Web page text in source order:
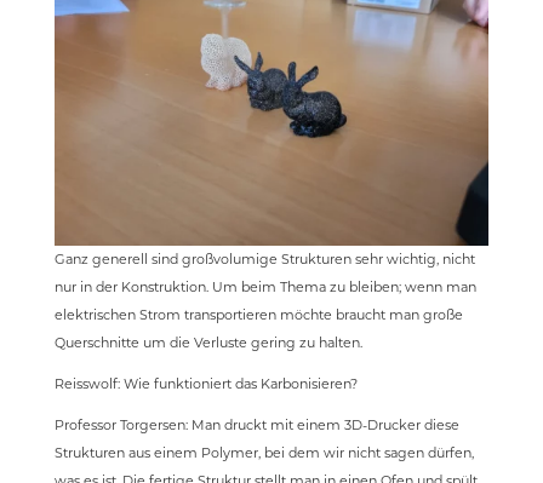
Ganz generell sind großvolumige Strukturen sehr wichtig, nicht
nur in der Konstruktion. Um beim Thema zu bleiben; wenn man
elektrischen Strom transportieren möchte braucht man große
Querschnitte um die Verluste gering zu halten.
Reisswolf: Wie funktioniert das Karbonisieren?
Professor Torgersen: Man druckt mit einem 3D-Drucker diese
Strukturen aus einem Polymer, bei dem wir nicht sagen dürfen,